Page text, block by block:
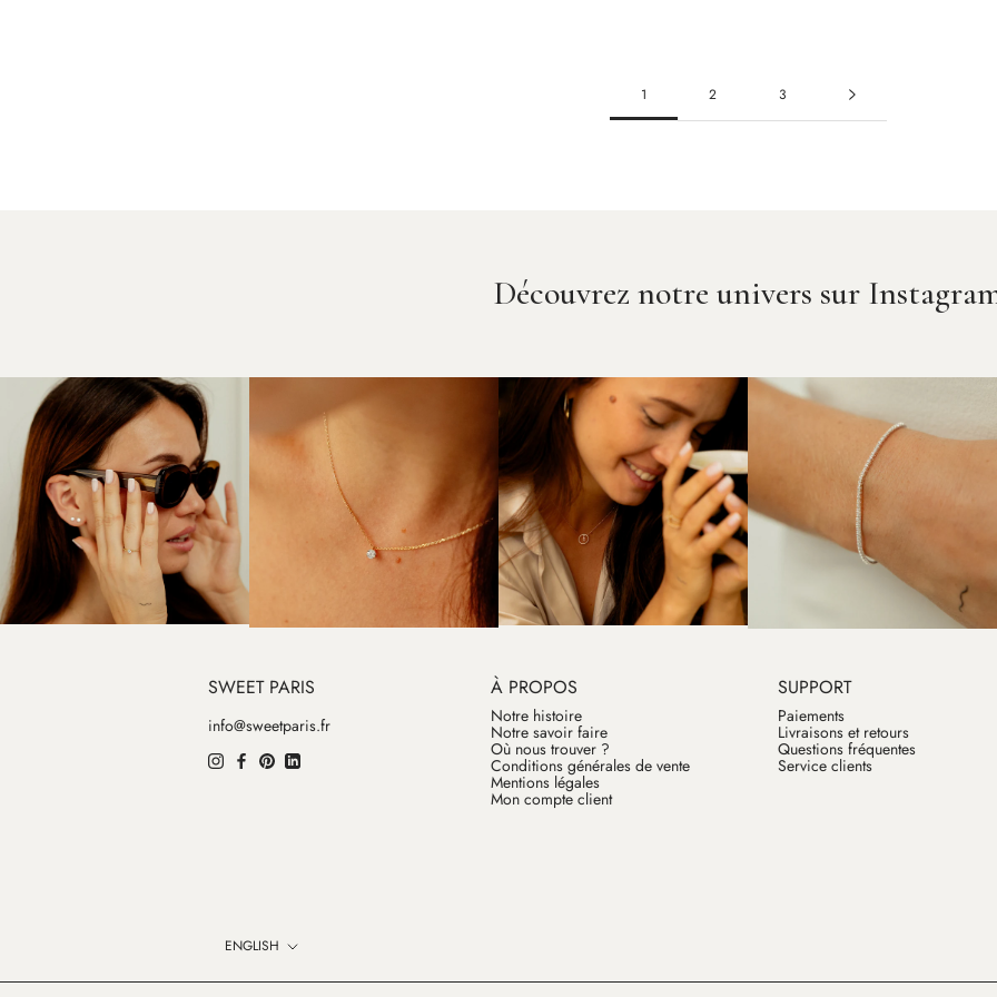
1 2 3
Découvrez notre univers sur
SWEET PARIS
info@sweetparis.fr
À PROPOS
Notre histoire
Notre savoir faire
Où nous trouver ?
Conditions générales de vente
Mentions légales
Mon compte client
SUPPORT
Paiements
Livraisons et retours
Questions fréquentes
Service clients
Language
ENGLISH